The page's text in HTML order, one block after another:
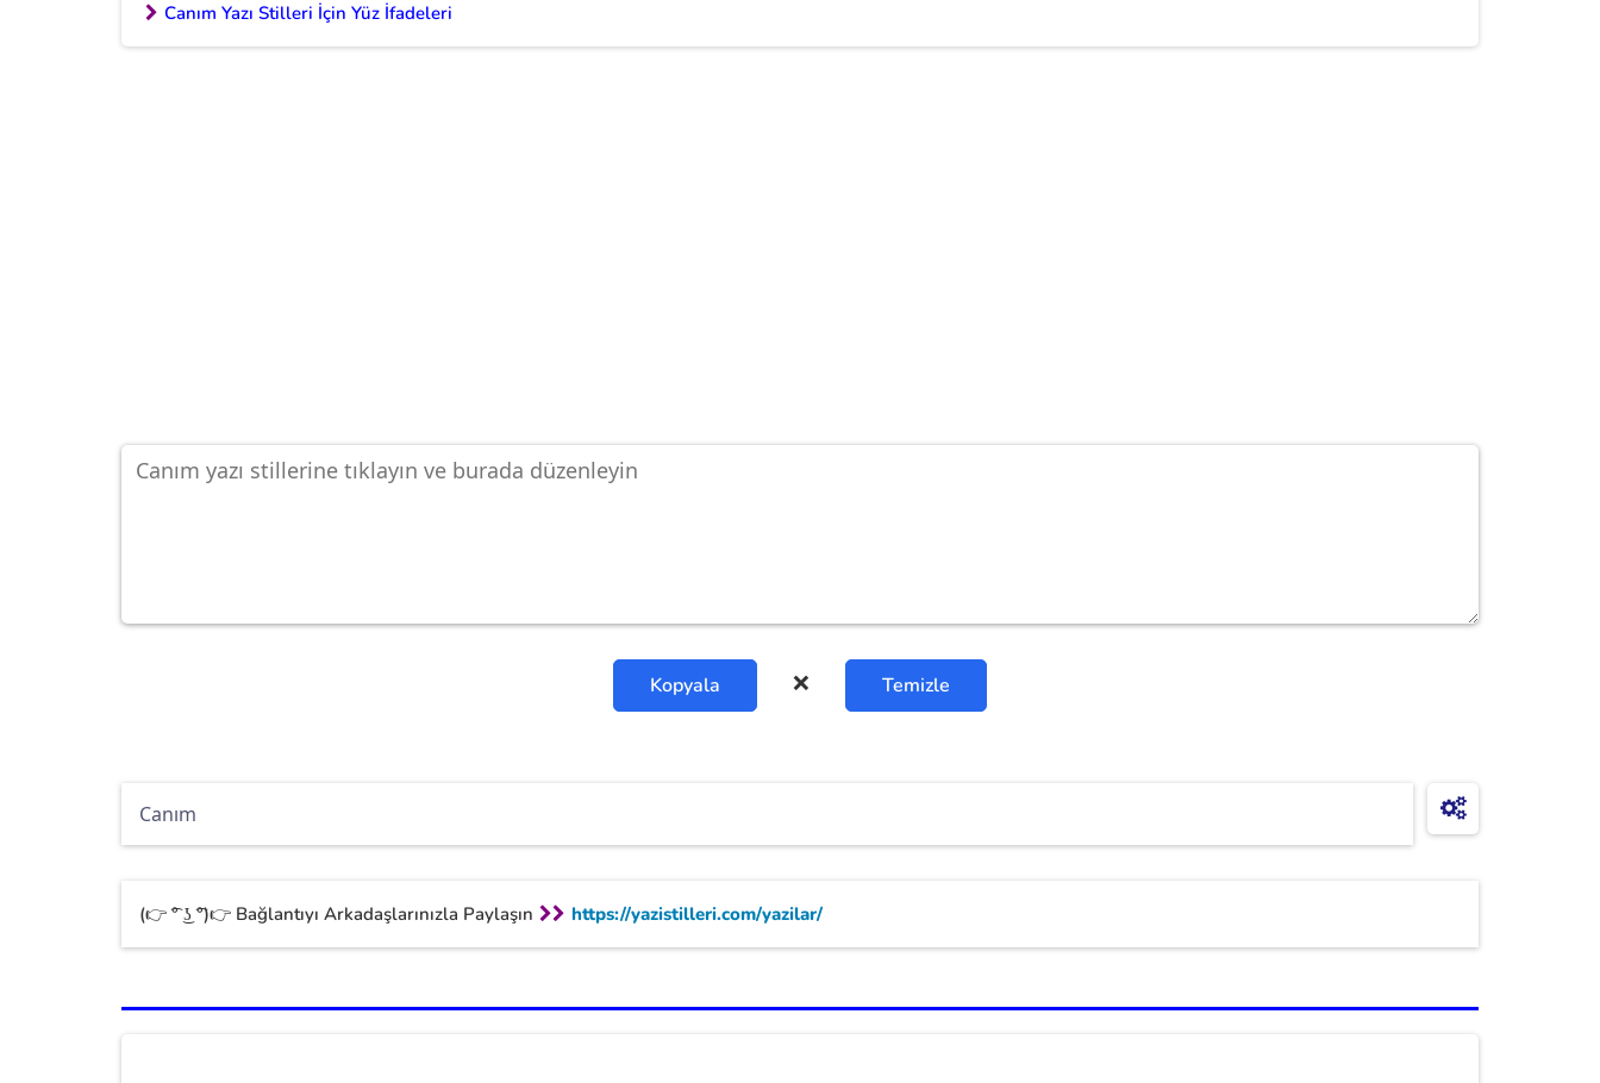
Canım Yazı Stilleri İçin Yüz İfadeleri
Kopyala ❌ Temizle
(👉 ͡° ͜ʖ ͡°)👉 Bağlantıyı Arkadaşlarınızla Paylaşın https://yazistilleri.com/yazilar/